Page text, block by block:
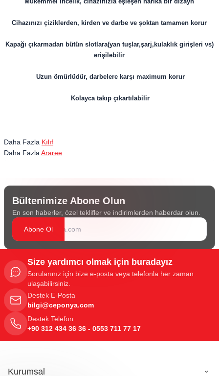
Cihazınızı çiziklerden, kirden ve darbe ve şoktan tamamen korur
Kapağı çıkarmadan bütün slotlara(yan tuşlar,şarj,kulaklık girişleri vs)
erişilebilir
Uzun ömürlüdür, darbelere karşı maximum korur
Kolayca takıp çıkartılabilir
Daha Fazla Kılıf
Daha Fazla Araree
Bültenimize Abone Olun
En son haberler, özel teklifler ve indirimlerden haberdar olun.
Abone Ol
Size yardımcı olmak için buradayız
Sorularınız için bize e-posta veya telefonla her zaman
ulaşabilirsiniz.
Destek E-Posta
bilgi@ceponya.com
Destek Telefon
+90 312 434 36 36 - 0553 711 77 17
Kurumsal